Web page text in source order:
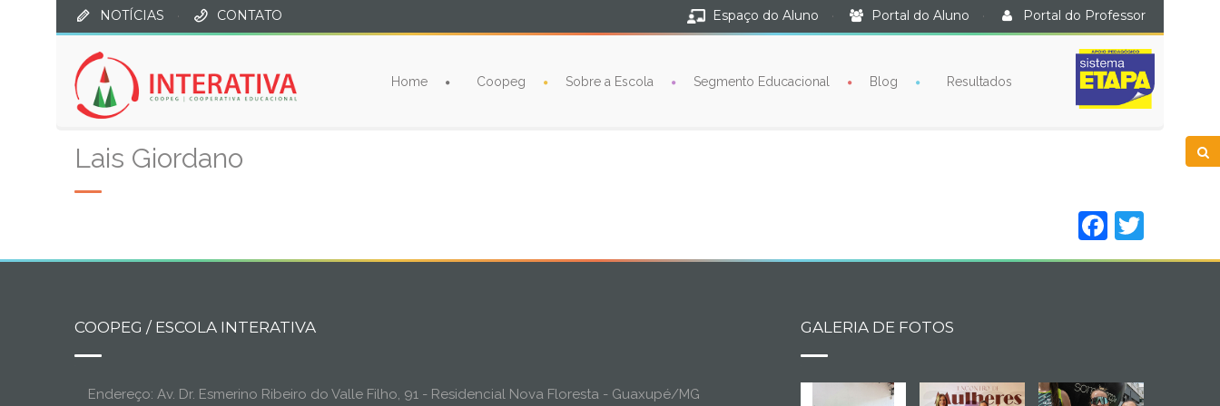
NOTÍCIAS · CONTATO Espaço do Aluno · Portal do Aluno · Portal do Professor
Home Coopeg Sobre a Escola Segmento Educacional Blog Resultados
Lais Giordano
COOPEG / ESCOLA INTERATIVA
Endereço: Av. Dr. Esmerino Ribeiro do Valle Filho, 91 - Residencial Nova Floresta - Guaxupé/MG
GALERIA DE FOTOS